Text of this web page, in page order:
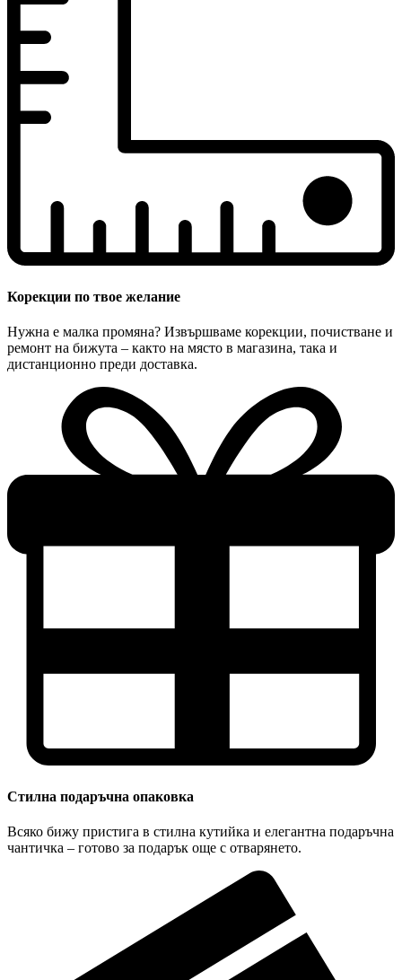
Корекции по твое желание
Нужна е малка промяна? Извършваме корекции, почистване и
ремонт на бижута – както на място в магазина, така и
дистанционно преди доставка.
Стилна подаръчна опаковка
Всяко бижу пристига в стилна кутийка и елегантна подаръчна
чантичка – готово за подарък още с отварянето.